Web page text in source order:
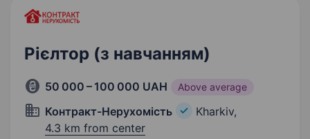
Рієлтор (з навчанням)
50 000 – 100 000 UAH Above average
Контракт-Нерухомість
Kharkiv,
4.3 km from center